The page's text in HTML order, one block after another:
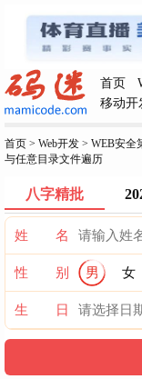
首页
移动开
首页 > Web开发 > WEB安全
与任意目录文件遍历
八字精批
姓 名
性 别 男 女
生 日